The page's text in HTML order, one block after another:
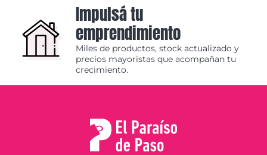
Impulsá tu
emprendimiento
Miles de productos, stock actualizado y
precios mayoristas que acompañan tu
crecimiento.